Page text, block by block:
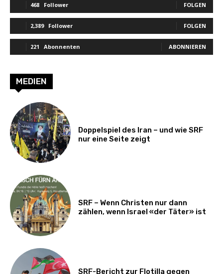
468 Follower FOLGEN
2,389 Follower FOLGEN
221 Abonnenten ABONNIEREN
MEDIEN
Doppelspiel des Iran – und wie SRF
nur eine Seite zeigt
SRF – Wenn Christen nur dann
zählen, wenn Israel «der Täter» ist
SRF-Bericht zur Flotilla gegen